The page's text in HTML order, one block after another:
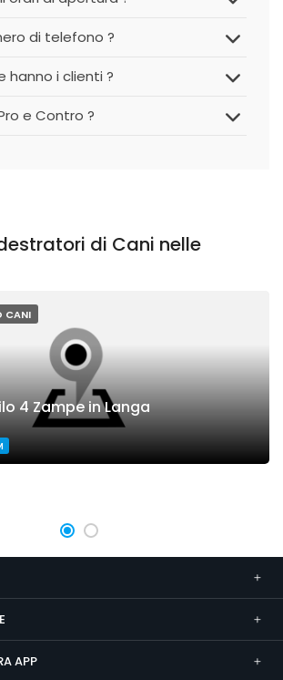
di telefono ?
hanno i clienti ?
e Contro ?
di Cani nelle
CANI
4 Zampe in Langa
APP